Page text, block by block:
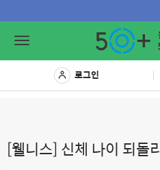
Toggle
로그인
[웰니스] 신체 나이 되돌